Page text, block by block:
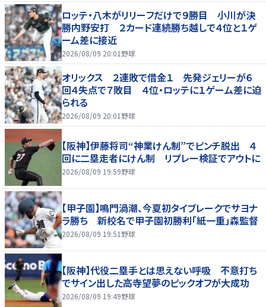
ロッテ・八木がリリーフだけで９勝目 小川が決
勝内野安打 ２カード連続勝ち越しで４位と１ゲ
ーム差に接近
2026/08/09 20:01 野球
オリックス ２連敗で借金１ 先発ジェリーが６
回４失点で７敗目 ４位・ロッテに１ゲーム差に迫
られる
2026/08/09 20:01 野球
【阪神】伊藤将司“神業けん制”でピンチ脱出 ４
回に二塁走者にけん制 リプレー検証でアウトに
2026/08/09 19:59野球
【甲子園】鳴門渦潮、今夏初タイブレークでサヨナ
ラ勝ち 新校名で甲子園初勝利「紙一重」森監督
2026/08/09 19:51 野球
【阪神】代役二塁手とは思えない呼吸 不意打ち
でサイン出した高寺望夢のピックオフが大成功
2026/08/09 19:49野球